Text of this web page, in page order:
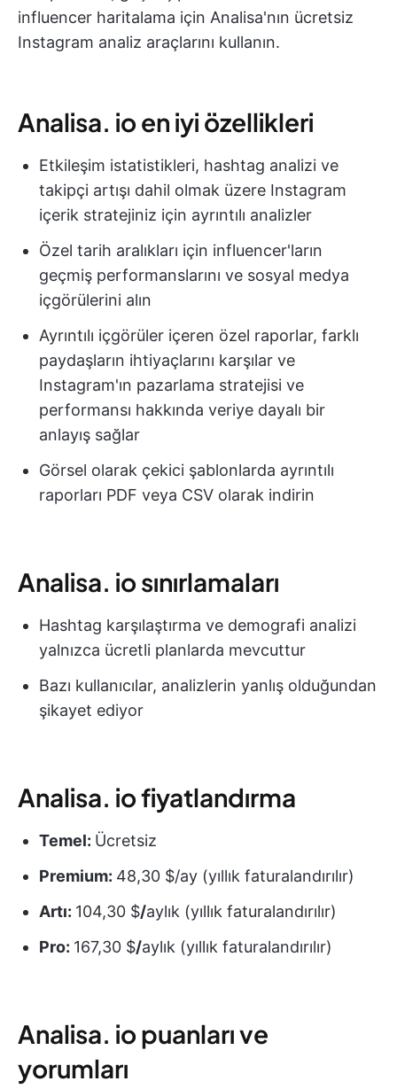
influencer haritalama için Analisa'nın ücretsiz
Instagram analiz araçlarını kullanın.
Analisa. io en iyi özellikleri
Etkileşim istatistikleri, hashtag analizi ve
takipçi artışı dahil olmak üzere Instagram
içerik stratejiniz için ayrıntılı analizler
Özel tarih aralıkları için influencer'ların
geçmiş performanslarını ve sosyal medya
içgörülerini alın
Ayrıntılı içgörüler içeren özel raporlar, farklı
paydaşların ihtiyaçlarını karşılar ve
Instagram'ın pazarlama stratejisi ve
performansı hakkında veriye dayalı bir
anlayış sağlar
Görsel olarak çekici şablonlarda ayrıntılı
raporları PDF veya CSV olarak indirin
Analisa. io sınırlamaları
Hashtag karşılaştırma ve demografi analizi
yalnızca ücretli planlarda mevcuttur
Bazı kullanıcılar, analizlerin yanlış olduğundan
şikayet ediyor
Analisa. io fiyatlandırma
Temel: Ücretsiz
Premium: 48,30 $/ay (yıllık faturalandırılır)
Artı: 104,30 $/aylık (yıllık faturalandırılır)
Pro: 167,30 $/aylık (yıllık faturalandırılır)
Analisa. io puanları ve
yorumları